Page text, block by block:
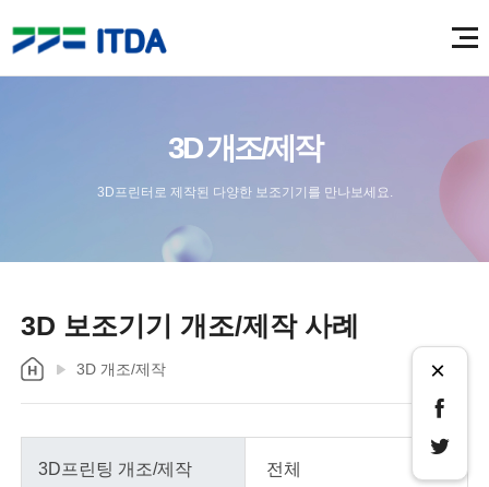
3D 개조/제작
3D프린터로 제작된 다양한 보조기기를 만나보세요.
3D 보조기기 개조/제작 사례
3D 개조/제작 ×